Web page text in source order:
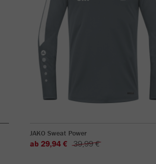
JAKO Sweat Power
ab 29,94 € 39,99 €